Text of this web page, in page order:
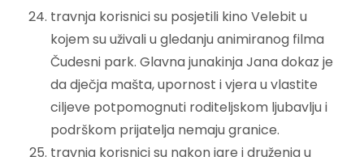
travnja korisnici su posjetili kino Velebit u
kojem su uživali u gledanju animiranog filma
Čudesni park. Glavna junakinja Jana dokaz je
da dječja mašta, upornost i vjera u vlastite
ciljeve potpomognuti roditeljskom ljubavlju i
podrškom prijatelja nemaju granice.
travnja korisnici su nakon igre i druženja u